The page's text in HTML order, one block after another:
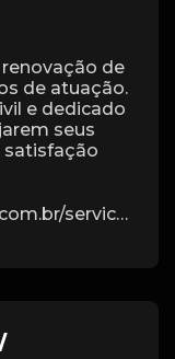
de
de atuação.
e dedicado
seus
satisfação
reforma-de-casa/